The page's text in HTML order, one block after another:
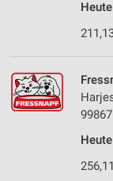
Entwicklung
Verwendung
IAB-Besonderheiten:
Verwendung
Geräte anhand